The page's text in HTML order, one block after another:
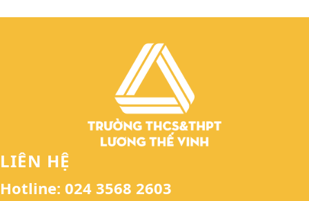
LIÊN HỆ
Hotline: 024 3568 2603